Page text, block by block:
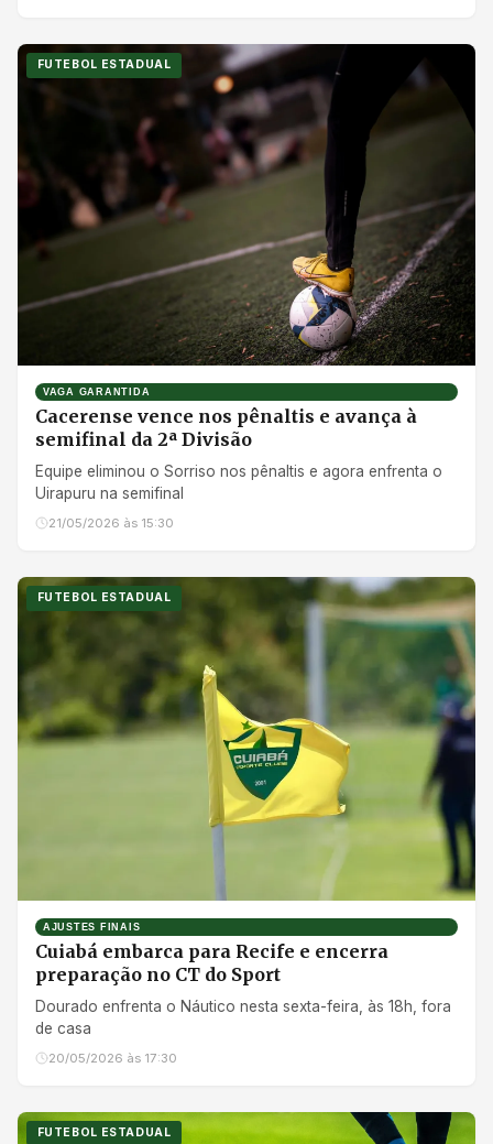
FUTEBOL ESTADUAL
VAGA GARANTIDA
Cacerense vence nos pênaltis e avança à
semifinal da 2ª Divisão
Equipe eliminou o Sorriso nos pênaltis e agora enfrenta o
Uirapuru na semifinal
21/05/2026 às 15:30
FUTEBOL ESTADUAL
AJUSTES FINAIS
Cuiabá embarca para Recife e encerra
preparação no CT do Sport
Dourado enfrenta o Náutico nesta sexta-feira, às 18h, fora
de casa
20/05/2026 às 17:30
FUTEBOL ESTADUAL